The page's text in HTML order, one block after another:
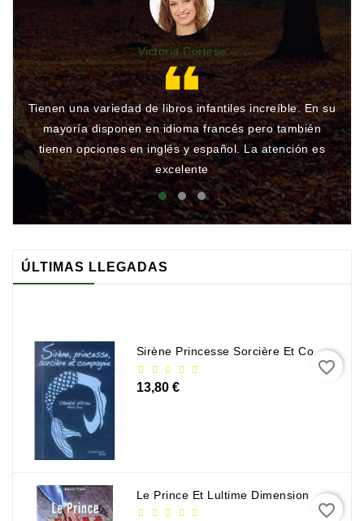
Victoria Cortese
Tienen una variedad de libros infantiles increíble. En su
mayoría disponen en idioma francés pero también
tienen opciones en inglés y español. La atención es
excelente
ÚLTIMAS LLEGADAS
Sirène Princesse Sorcière Et Compagnie
13,80 €
favorite_border
Le Prince Et Lultime Dimension
favorite_border